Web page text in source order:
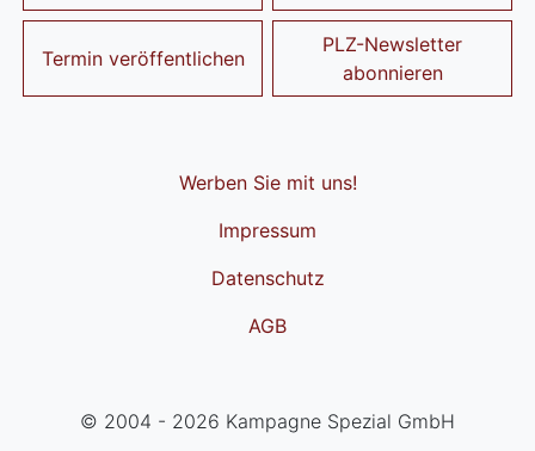
Termin veröffentlichen
PLZ-Newsletter
abonnieren
Werben Sie mit uns!
Impressum
Datenschutz
AGB
© 2004 - 2026 Kampagne Spezial GmbH